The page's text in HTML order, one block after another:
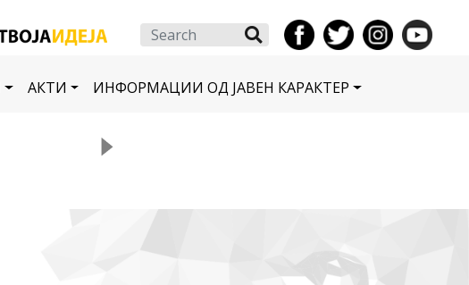
Search
АКТИ ИНФОРМАЦИИ ОД ЈАВЕН КАРАКТЕР